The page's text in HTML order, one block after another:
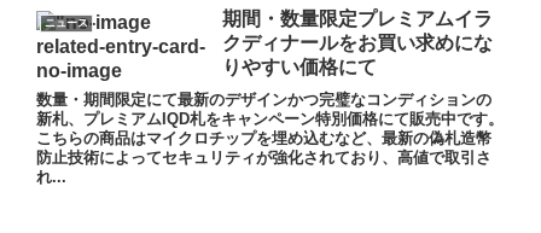
ニュース
期間・数量限定プレミアムイラ
クディナールをお買い求めにな
りやすい価格にて
数量・期間限定にて最新のデザインかつ完璧なコンディションの
新札、プレミアムIQD札をキャンペーン特別価格にて販売中です。
こちらの商品はマイクロチップを埋め込むなど、最新の偽札造幣
防止技術によってセキュリティが強化されており、高値で取引さ
れ...